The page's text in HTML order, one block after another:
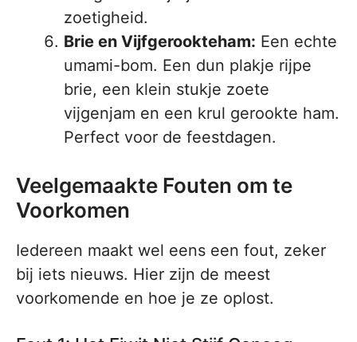
zoetigheid.
Brie en Vijfgerookteham: Een echte
umami-bom. Een dun plakje rijpe
brie, een klein stukje zoete
vijgenjam en een krul gerookte ham.
Perfect voor de feestdagen.
Veelgemaakte Fouten om te
Voorkomen
Iedereen maakt wel eens een fout, zeker
bij iets nieuws. Hier zijn de meest
voorkomende en hoe je ze oplost.